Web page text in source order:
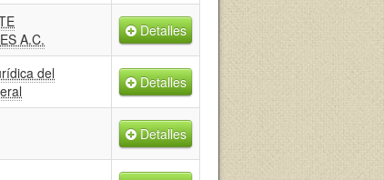
A.C.
Detalles
del
Detalles
Detalles